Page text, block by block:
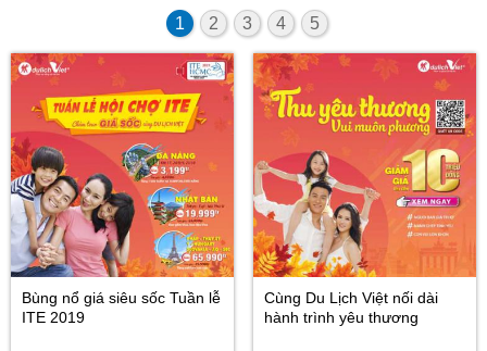
1 2 3 4 5
Bùng nổ giá siêu sốc Tuần lễ
ITE 2019
Cùng Du Lịch Việt nối dài
hành trình yêu thương